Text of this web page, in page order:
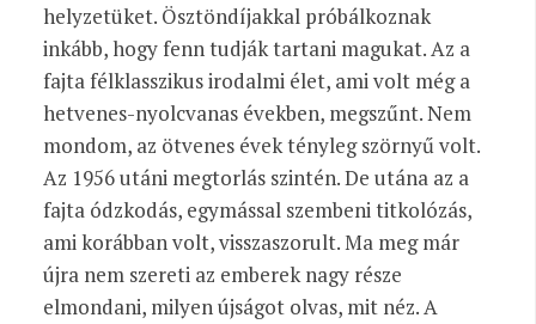
helyzetüket. Ösztöndíjakkal próbálkoznak
inkább, hogy fenn tudják tartani magukat. Az a
fajta félklasszikus irodalmi élet, ami volt még a
hetvenes-nyolcvanas években, megszűnt. Nem
mondom, az ötvenes évek tényleg szörnyű volt.
Az 1956 utáni megtorlás szintén. De utána az a
fajta ódzkodás, egymással szembeni titkolózás,
ami korábban volt, visszaszorult. Ma meg már
újra nem szereti az emberek nagy része
elmondani, milyen újságot olvas, mit néz. A